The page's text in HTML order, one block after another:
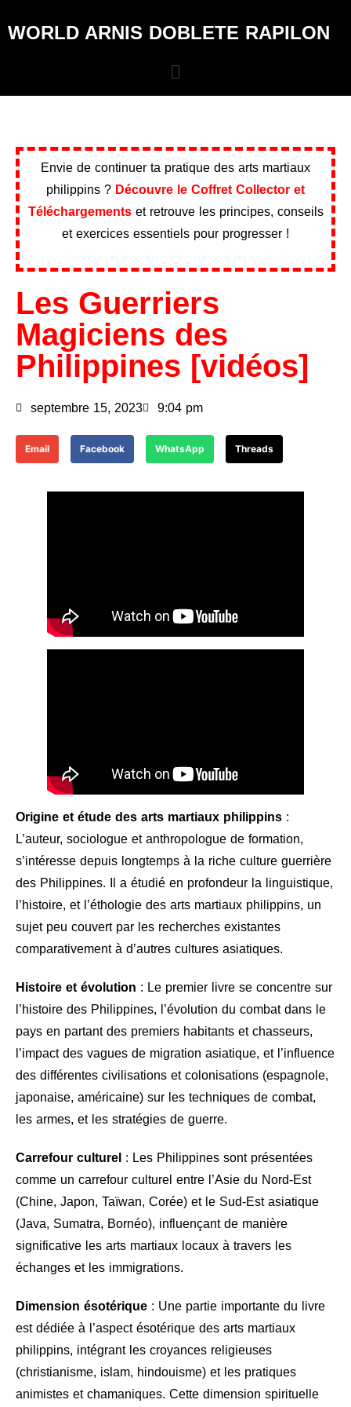
WORLD ARNIS DOBLETE RAPILON
Envie de continuer ta pratique des arts martiaux
philippins ? Découvre le Coffret Collector et
Téléchargementset retrouve les principes, conseils
et exercices essentiels pour progresser !
Les Guerriers
Magiciens des
Philippines [vidéos]
septembre 15, 2023 9:04 pm
Email Facebook WhatsApp Threads
Origine et étude des arts martiaux philippins :
L’auteur, sociologue et anthropologue de formation,
s’intéresse depuis longtemps à la riche culture guerrière
des Philippines. Il a étudié en profondeur la linguistique,
l’histoire, et l’éthologie des arts martiaux philippins, un
sujet peu couvert par les recherches existantes
comparativement à d’autres cultures asiatiques.
Histoire et évolution : Le premier livre se concentre sur
l’histoire des Philippines, l’évolution du combat dans le
pays en partant des premiers habitants et chasseurs,
l’impact des vagues de migration asiatique, et l’influence
des différentes civilisations et colonisations (espagnole,
japonaise, américaine) sur les techniques de combat,
les armes, et les stratégies de guerre.
Carrefour culturel : Les Philippines sont présentées
comme un carrefour culturel entre l’Asie du Nord-Est
(Chine, Japon, Taïwan, Corée) et le Sud-Est asiatique
(Java, Sumatra, Bornéo), influençant de manière
significative les arts martiaux locaux à travers les
échanges et les immigrations.
Dimension ésotérique : Une partie importante du livre
est dédiée à l’aspect ésotérique des arts martiaux
philippins, intégrant les croyances religieuses
(christianisme, islam, hindouisme) et les pratiques
animistes et chamaniques. Cette dimension spirituelle